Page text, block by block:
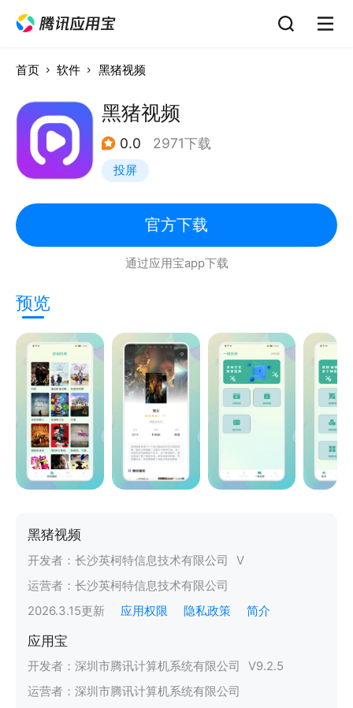
首页 软件 黑猪视频
黑猪视频
0.0 2971下载
投屏
官方下载
通过应用宝app下载
预览
黑猪视频
开发者： 长沙英柯特信息技术有限公司
V
运营者： 长沙英柯特信息技术有限公司
2026.3.15更新 应用权限 隐私政策 简介
应用宝
开发者： 深圳市腾讯计算机系统有限公司 V9.2.5
运营者： 深圳市腾讯计算机系统有限公司